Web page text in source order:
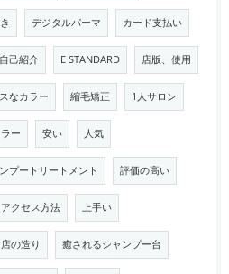
デジタルパーマ カード支払い
己紹介 E STANDARD 店版、使用
なカラー 縮毛矯正 1人サロン
ー 安い 人気
プートリートメント 評価の高い
アクセス方法 上手い
の造り 癒されるシャンプー台